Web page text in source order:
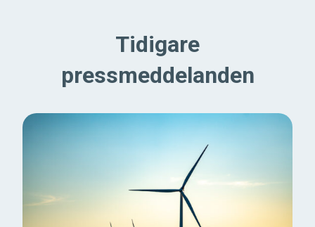
Tidigare
pressmeddelanden